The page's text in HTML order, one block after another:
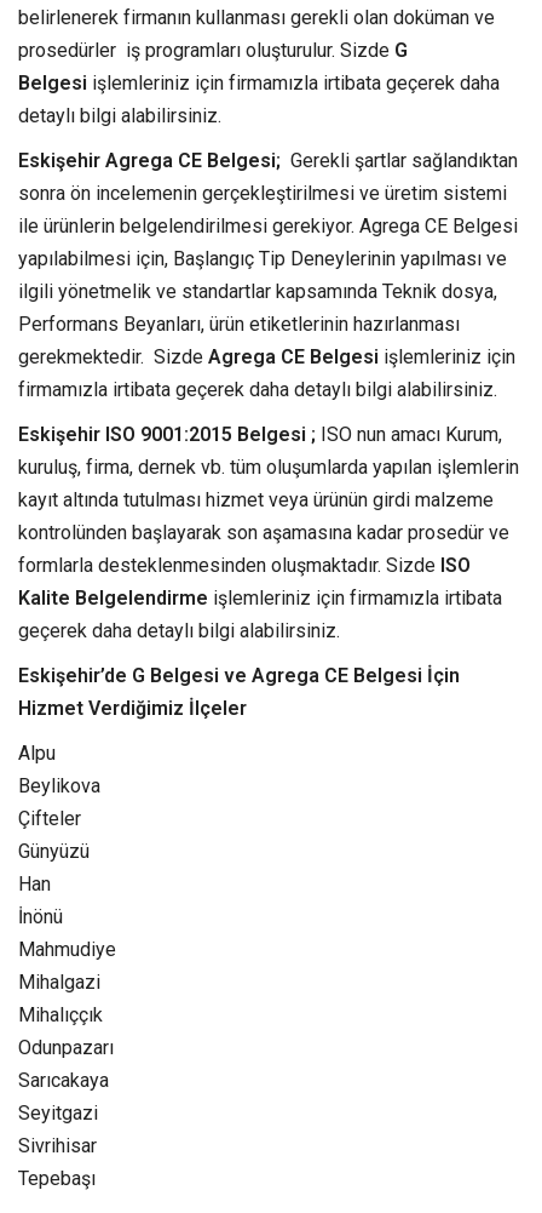
belirlenerek firmanın kullanması gerekli olan doküman ve
prosedürler iş programları oluşturulur. Sizde G
Belgesi işlemleriniz için firmamızla irtibata geçerek daha
detaylı bilgi alabilirsiniz.
Eskişehir Agrega CE Belgesi; Gerekli şartlar sağlandıktan
sonra ön incelemenin gerçekleştirilmesi ve üretim sistemi
ile ürünlerin belgelendirilmesi gerekiyor. Agrega CE Belgesi
yapılabilmesi için, Başlangıç Tip Deneylerinin yapılması ve
ilgili yönetmelik ve standartlar kapsamında Teknik dosya,
Performans Beyanları, ürün etiketlerinin hazırlanması
gerekmektedir. Sizde Agrega CE Belgesi işlemleriniz için
firmamızla irtibata geçerek daha detaylı bilgi alabilirsiniz.
Eskişehir ISO 9001:2015 Belgesi ; ISO nun amacı Kurum,
kuruluş, firma, dernek vb. tüm oluşumlarda yapılan işlemlerin
kayıt altında tutulması hizmet veya ürünün girdi malzeme
kontrolünden başlayarak son aşamasına kadar prosedür ve
formlarla desteklenmesinden oluşmaktadır. Sizde ISO
Kalite Belgelendirme işlemleriniz için firmamızla irtibata
geçerek daha detaylı bilgi alabilirsiniz.
Eskişehir’de G Belgesi ve Agrega CE Belgesi İçin
Hizmet Verdiğimiz İlçeler
Alpu
Beylikova
Çifteler
Günyüzü
Han
İnönü
Mahmudiye
Mihalgazi
Mihalıççık
Odunpazarı
Sarıcakaya
Seyitgazi
Sivrihisar
Tepebaşı